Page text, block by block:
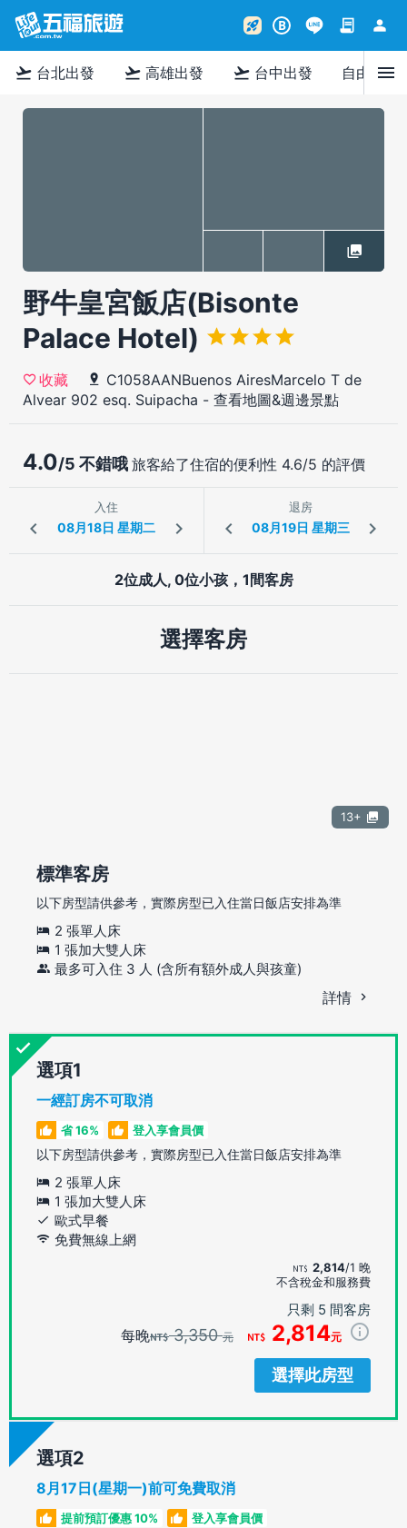
rocket_launch B contract person
flight_takeoff 台北出發 flight_takeoff 高雄出發 flight_takeoff 台中出發 自由行menu
野牛皇宮飯店(Bisonte
Palace Hotel)
收藏
C1058AANBuenos AiresMarcelo T de
Alvear 902 esq. Suipacha - 查看地圖&週邊景點
4.0/5 不錯哦 旅客給了住宿的便利性 4.6/5 的評價
入住 退房
2位成人, 0位小孩，1間客房
選擇客房
13+
標準客房
以下房型請供參考，實際房型已入住當日飯店安排為準
2 張單人床
1 張加大雙人床
最多可入住 3 人 (含所有額外成人與孩童)
詳情
選項
一經訂房不可取消
省 16% 登入享會員價
以下房型請供參考，實際房型已入住當日飯店安排為準
2 張單人床
1 張加大雙人床
歐式早餐
免費無線上網
2,814/1 晚
不含稅金和服務費
只剩 5 間客房
每晚 3,350元 2,814元
選擇此房型
選項
8月17日(星期一)前可免費取消
提前預訂優惠 10% 登入享會員價